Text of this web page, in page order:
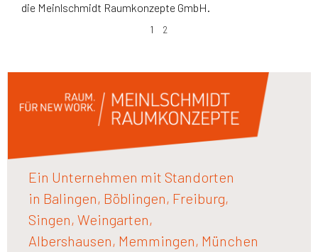
die Meinlschmidt Raumkonzepte GmbH.
1 2
Ein Unternehmen mit Standorten
in Balingen, Böblingen, Freiburg,
Singen, Weingarten,
Albershausen, Memmingen, München